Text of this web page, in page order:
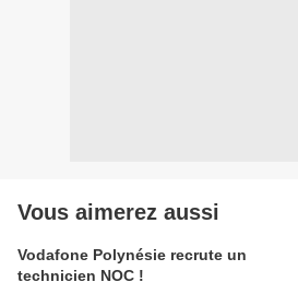
Vous aimerez aussi
Vodafone Polynésie recrute un
technicien NOC !